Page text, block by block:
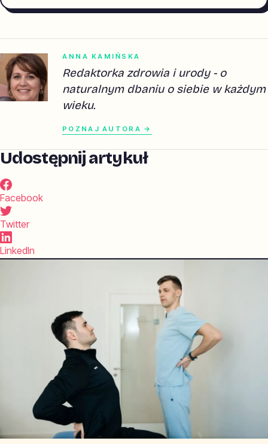
ANNA KAMIŃSKA
Redaktorka zdrowia i urody - o
naturalnym dbaniu o siebie w każdym
wieku.
POZNAJ AUTORA →
Udostępnij artykuł
Facebook
Twitter
LinkedIn